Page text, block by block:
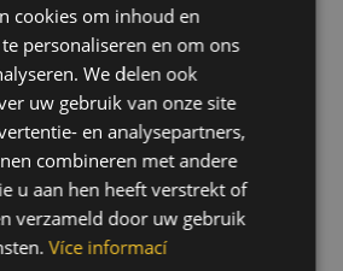
CZECH
HUNGARIAN
SLOVAK
ROMANIAN
POLISH
GERMAN
cookies om inhoud en
personaliseren en om ons
We delen ook
uw gebruik van onze site
en analysepartners,
combineren met andere
u aan hen heeft verstrekt of
verzameld door uw gebruik
Více informací